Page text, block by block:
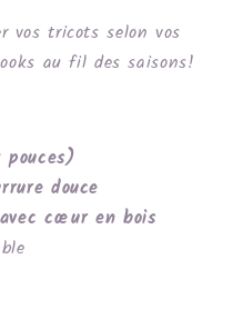
vos tricots selon vos
au fil des saisons!
douce
cœur en bois